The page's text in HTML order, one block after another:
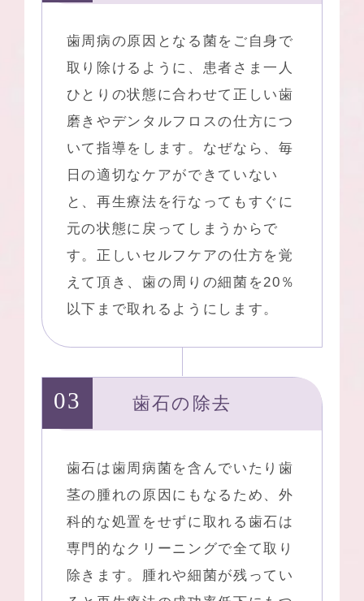
歯周病の原因となる菌をご自身で
取り除けるように、患者さま一人
ひとりの状態に合わせて正しい歯
磨きやデンタルフロスの仕方につ
いて指導をします。なぜなら、毎
日の適切なケアができていない
と、再生療法を行なってもすぐに
元の状態に戻ってしまうからで
す。正しいセルフケアの仕方を覚
えて頂き、歯の周りの細菌を20％
以下まで取れるようにします。
歯石の除去
歯石は歯周病菌を含んでいたり歯
茎の腫れの原因にもなるため、外
科的な処置をせずに取れる歯石は
専門的なクリーニングで全て取り
除きます。腫れや細菌が残ってい